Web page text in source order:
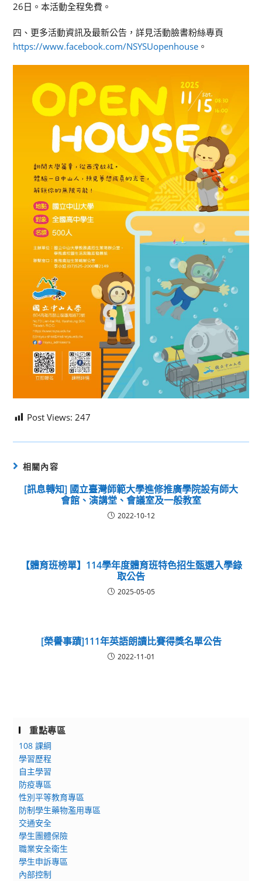
26日。本活動全程免費。
四、更多活動資訊及最新公告，詳見活動臉書粉絲專頁
https://www.facebook.com/NSYSUopenhouse 。
Post Views: 247
相關內容
[訊息轉知] 國立臺灣師範大學進修推廣學院設有師大
會館、演講堂、會議室及一般教室
2022-10-12
【體育班榜單】114學年度體育班特色招生甄選入學錄
取公告
2025-05-05
[榮譽事蹟]111年英語朗讀比賽得獎名單公告
2022-11-01
重點專區
108 課綱
學習歷程
自主學習
防疫專區
性別平等教育專區
防制學生藥物濫用專區
交通安全
學生團體保險
職業安全衛生
學生申訴專區
內部控制